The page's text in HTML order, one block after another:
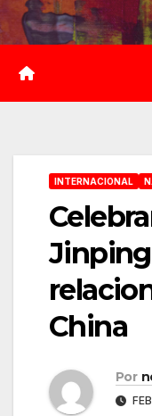
Saltar
al
contenido
INTERNACIONAL
China
Por